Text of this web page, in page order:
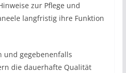
zur Pflege und
langfristig ihre Funktion
und gegebenenfalls
die dauerhafte Qualität